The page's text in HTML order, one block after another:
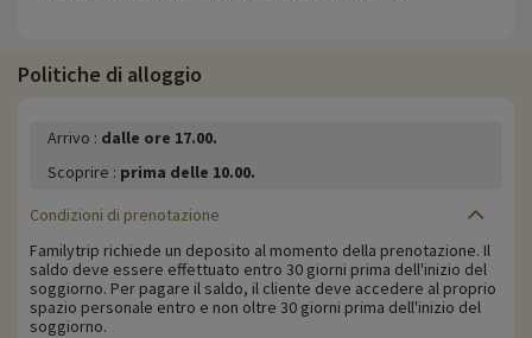
Politiche di alloggio
Arrivo : dalle ore 17.00.
Scoprire : prima delle 10.00.
Condizioni di prenotazione
Familytrip richiede un deposito al momento della prenotazione. Il
saldo deve essere effettuato entro 30 giorni prima dell'inizio del
soggiorno. Per pagare il saldo, il cliente deve accedere al proprio
spazio personale entro e non oltre 30 giorni prima dell'inizio del
soggiorno.